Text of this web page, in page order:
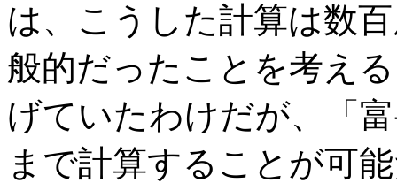
は、こうした計算は数
般的だったことを考え
げていたわけだが、「
まで計算することが可